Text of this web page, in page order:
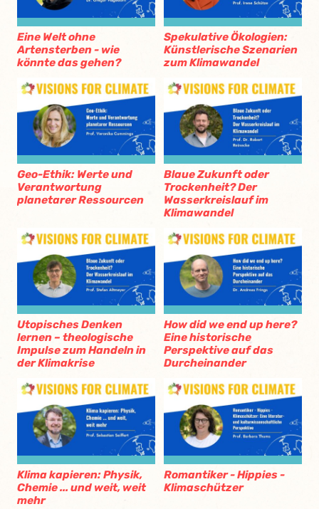
Eine Welt ohne
Artensterben - wie
könnte das gehen?
Spekulative Ökologien:
Künstlerische Szenarien
zum Klimawandel
Geo-Ethik: Werte und
Verantwortung
planetarer Ressourcen
Blaue Zukunft oder
Trockenheit? Der
Wasserkreislauf im
Klimawandel
Utopisches Denken
lernen – theologische
Impulse zum Handeln in
der Klimakrise
How did we end up here?
Eine historische
Perspektive auf das
Durcheinander
Klima kapieren: Physik,
Chemie ... und weit, weit
mehr
Romantiker - Hippies -
Klimaschützer